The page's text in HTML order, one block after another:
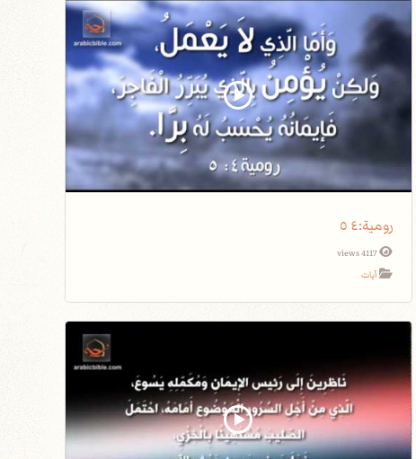
رومية٤‫:‬ ٥
4117 views
آيات